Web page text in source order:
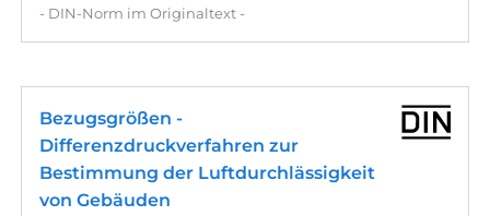
- DIN-Norm im Originaltext -
Bezugsgrößen -
Differenzdruckverfahren zur
Bestimmung der Luftdurchlässigkeit
von Gebäuden